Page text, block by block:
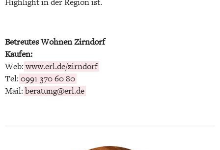
Highlight in der Region ist.
Betreutes Wohnen Zirndorf
Kaufen:
Web:www.erl.de/zirndorf
Tel: 0991 370 60 80
Mail: beratung@erl.de